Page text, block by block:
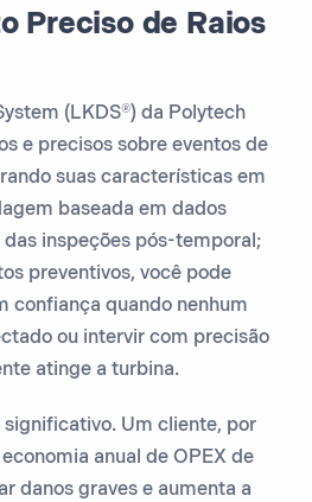
Preciso de Raios
(LKDS®) da Polytech
e precisos sobre eventos de
suas características em
baseada em dados
inspeções pós-temporal;
preventivos, você pode
confiança quando nenhum
ou intervir com precisão
atinge a turbina.
Um cliente, por
anual de OPEX de
danos graves e aumenta a